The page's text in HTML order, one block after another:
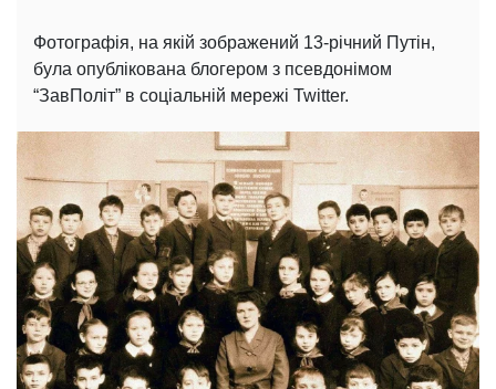
Фотографія, на якій зображений 13-річний Путін,
була опублікована блогером з псевдонімом
“ЗавПоліт” в соціальній мережі Twitter.